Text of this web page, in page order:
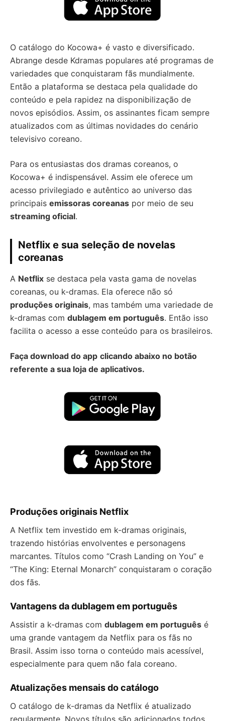
O catálogo do Kocowa+ é vasto e diversificado.
Abrange desde Kdramas populares até programas de
variedades que conquistaram fãs mundialmente.
Então a plataforma se destaca pela qualidade do
conteúdo e pela rapidez na disponibilização de
novos episódios. Assim, os assinantes ficam sempre
atualizados com as últimas novidades do cenário
televisivo coreano.
Para os entusiastas dos dramas coreanos, o
Kocowa+ é indispensável. Assim ele oferece um
acesso privilegiado e autêntico ao universo das
principais emissoras coreanas por meio de seu
streaming oficial.
Netflix e sua seleção de novelas
coreanas
A Netflix se destaca pela vasta gama de novelas
coreanas, ou k-dramas. Ela oferece não só
produções originais, mas também uma variedade de
k-dramas com dublagem em português. Então isso
facilita o acesso a esse conteúdo para os brasileiros.
Faça download do app clicando abaixo no botão
referente a sua loja de aplicativos.
Produções originais Netflix
A Netflix tem investido em k-dramas originais,
trazendo histórias envolventes e personagens
marcantes. Títulos como “Crash Landing on You” e
“The King: Eternal Monarch” conquistaram o coração
dos fãs.
Vantagens da dublagem em português
Assistir a k-dramas com dublagem em português é
uma grande vantagem da Netflix para os fãs no
Brasil. Assim isso torna o conteúdo mais acessível,
especialmente para quem não fala coreano.
Atualizações mensais do catálogo
O catálogo de k-dramas da Netflix é atualizado
regularmente. Novos títulos são adicionados todos